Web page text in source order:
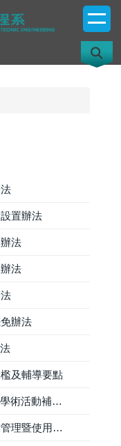
置辦法
法
法
辦法
及輔導要點
AA30110010 研究生參加國際學術活動補助辦法
AA30130005 實驗室儀器設備管理暨使用辦法